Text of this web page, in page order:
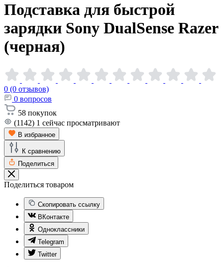
Подставка для быстрой
зарядки Sony DualSense Razer
(черная)
0 (0 отзывов)
0 вопросов
58 покупок
(1142) 1 сейчас просматривают
В избранное
К сравнению
Поделиться
Поделиться товаром
Скопировать ссылку
ВКонтакте
Одноклассники
Telegram
Twitter